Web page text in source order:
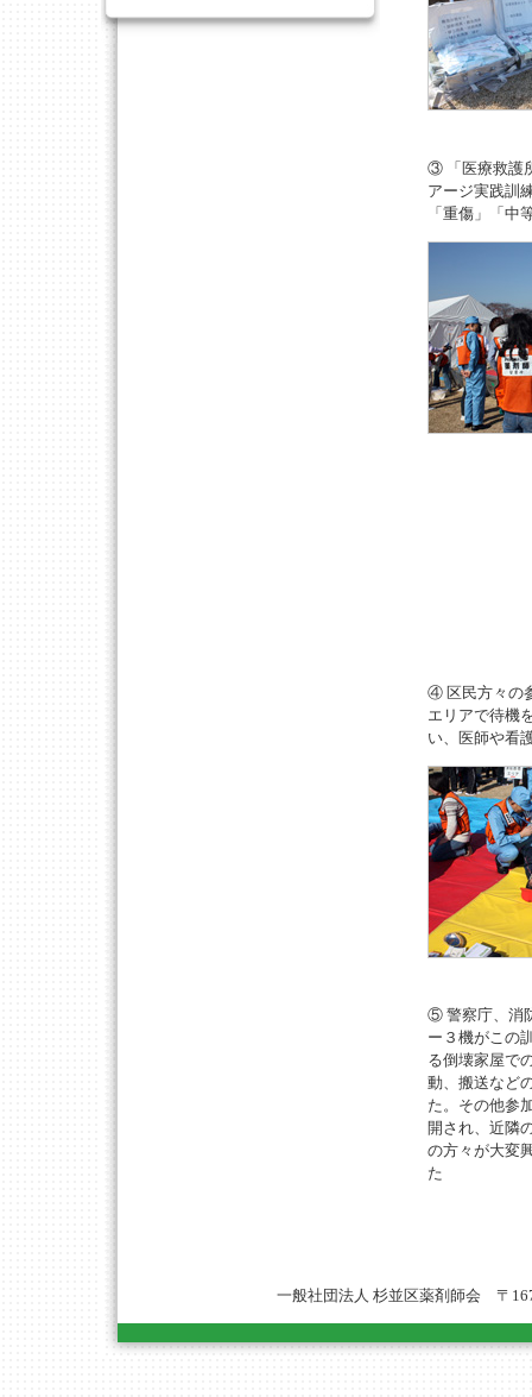
③ 「医療救護
アージ実践訓
「重傷」「
④ 区民方々の
エリアで待機
い、医師や看
⑤ 警察庁、消
ー３機がこの
る倒壊家屋で
動、搬送など
た。その他参
開され、近隣
の方々が大変
た
一般社団法人 杉並区薬剤師会 〒